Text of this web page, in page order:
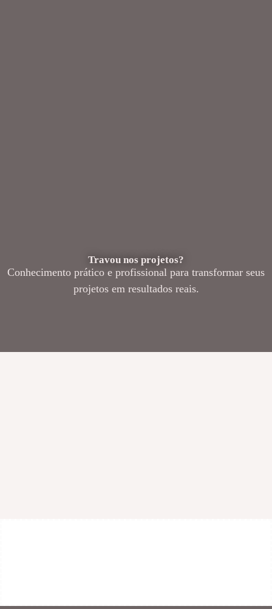
Travou nos projetos?
Conhecimento prático e profissional para transformar seus
projetos em resultados reais.